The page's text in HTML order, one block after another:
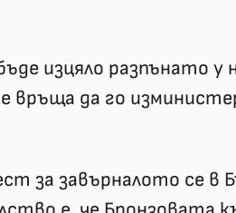
изцяло разпънато у
връща да го
за завърналото се в